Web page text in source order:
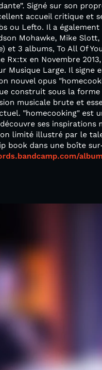
Signé sur son
accueil critique et
ou Lefto. Il a
Mohawke, Mike
et 3 albums, To All Of
Rx:tx en Novembre
Musique Large. Il signe
nouvel opus
construit sous la
musicale brute et
"homecooking" est
ses inspirations
limité illustré par le
book dans une boîte